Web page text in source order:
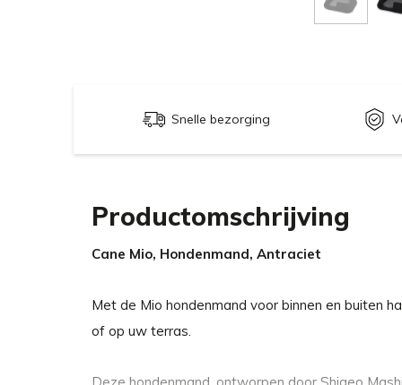
Snelle bezorging
Productomschrijving
Cane Mio, Hondenmand, Antraciet
Met de Mio hondenmand voor binnen en buiten
of op uw terras.